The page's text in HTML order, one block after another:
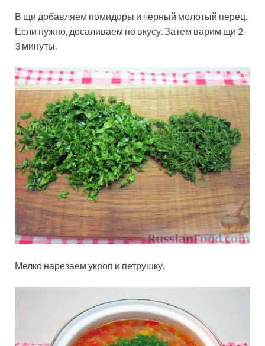
В щи добавляем помидоры и черный молотый перец.
Если нужно, досаливаем по вкусу. Затем варим щи 2-
3 минуты.
Мелко нарезаем укроп и петрушку.